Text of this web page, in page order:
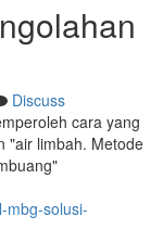
Discuss
cara yang
"air limbah. Metode
mbg-solusi-